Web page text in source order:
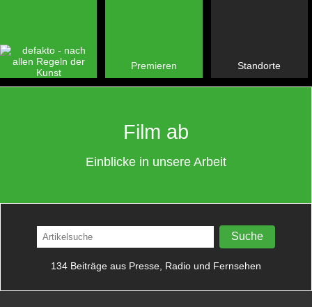
Premieren Standorte
Film ab
Einblicke in unsere Arbeit
134 Beiträge aus Presse, Radio und Fernsehen